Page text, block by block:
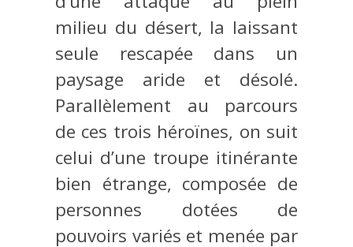
milieu du désert, la laissant
seule rescapée dans un
paysage aride et désolé.
Parallèlement au parcours
de ces trois héroïnes, on suit
celui d’une troupe itinérante
bien étrange, composée de
personnes dotées de
pouvoirs variés et menée par